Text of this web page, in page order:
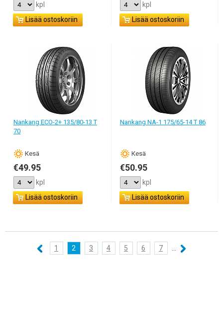
kpl
Lisää ostoskoriin
kpl
Lisää ostoskoriin
Nankang ECO-2+ 135/80-13 T
70
Кesä
€49.95
kpl
Lisää ostoskoriin
Nankang NA-1 175/65-14 T 86
Кesä
€50.95
kpl
Lisää ostoskoriin
1 2 3 4 5 6 7